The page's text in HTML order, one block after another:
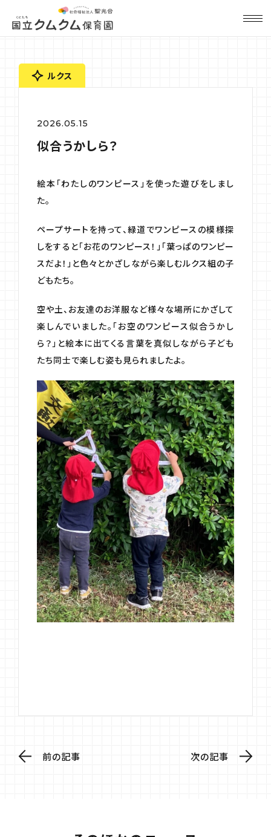
ルクス
2026.05.15
似合うかしら？
絵本「わたしのワンピース」を使った遊びをしまし
た。
ペープサートを持って、緑道でワンピースの模様探
しをすると「お花のワンピース！」「葉っぱのワンピー
スだよ！」と色々とかざしながら楽しむルクス組の子
どもたち。
空や土、お友達のお洋服など様々な場所にかざして
楽しんでいました。「お空のワンピース似合うかし
ら？」と絵本に出てくる言葉を真似しながら子ども
たち同士で楽しむ姿も見られましたよ。
前の記事 次の記事